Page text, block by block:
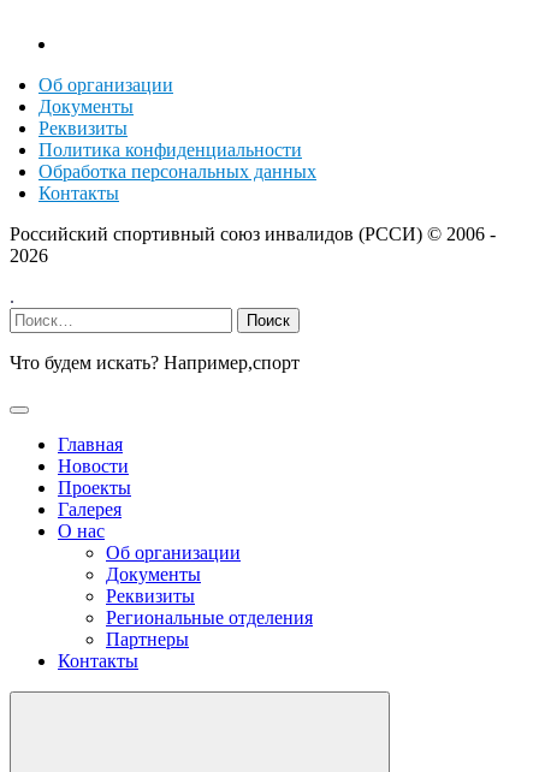
Об организации
Документы
Реквизиты
Политика конфиденциальности
Обработка персональных данных
Контакты
Российский спортивный союз инвалидов (РССИ) © 2006 -
2026
.
Найти:
Что будем искать? Например,спорт
Главная
Новости
Проекты
Галерея
О нас
Об организации
Документы
Реквизиты
Региональные отделения
Партнеры
Контакты